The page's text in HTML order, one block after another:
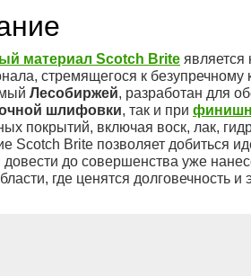
материал Scotch Brite
стремящегося к безупречному
Лесобиржей, разработан для
шлифовки, так и при
покрытий, включая воск, лак,
Scotch Brite позволяет добиться
довести до совершенства уже
где ценятся долговечность и